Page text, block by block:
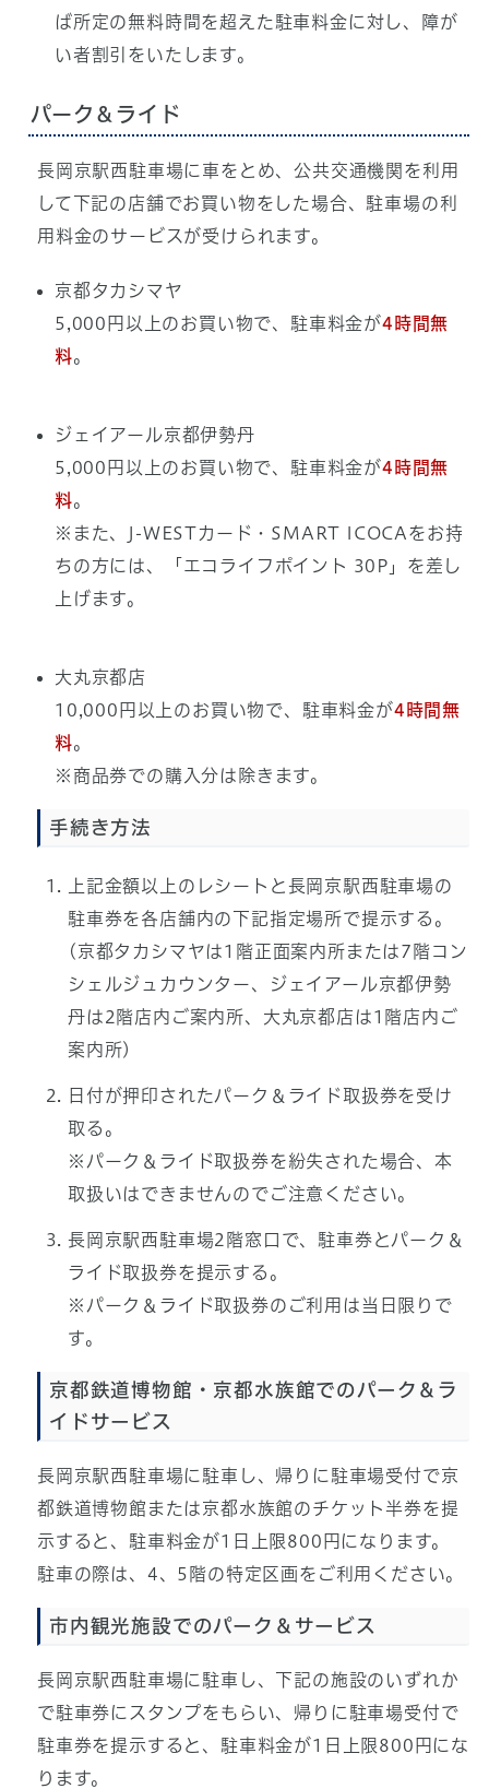
ば所定の無料時間を超えた駐車料金に対し、障が
い者割引をいたします。
パーク＆ライド
長岡京駅西駐車場に車をとめ、公共交通機関を利用
して下記の店舗でお買い物をした場合、駐車場の利
用料金のサービスが受けられます。
京都タカシマヤ
5,000円以上のお買い物で、駐車料金が4時間無
料。
ジェイアール京都伊勢丹
5,000円以上のお買い物で、駐車料金が4時間無
料。
※また、J-WESTカード・SMART ICOCAをお持
ちの方には、「エコライフポイント 30P」を差し
上げます。
大丸京都店
10,000円以上のお買い物で、駐車料金が4時間無
料。
※商品券での購入分は除きます。
手続き方法
上記金額以上のレシートと長岡京駅西駐車場の
駐車券を各店舗内の下記指定場所で提示する。
(京都タカシマヤは1階正面案内所または7階コン
シェルジュカウンター、ジェイアール京都伊勢
丹は2階店内ご案内所、大丸京都店は1階店内ご
案内所)
日付が押印されたパーク＆ライド取扱券を受け
取る。
※パーク＆ライド取扱券を紛失された場合、本
取扱いはできませんのでご注意ください。
長岡京駅西駐車場2階窓口で、駐車券とパーク＆
ライド取扱券を提示する。
※パーク＆ライド取扱券のご利用は当日限りで
す。
京都鉄道博物館・京都水族館でのパーク＆ラ
イドサービス
長岡京駅西駐車場に駐車し、帰りに駐車場受付で京
都鉄道博物館または京都水族館のチケット半券を提
示すると、駐車料金が1日上限800円になります。
駐車の際は、4、5階の特定区画をご利用ください。
市内観光施設でのパーク＆サービス
長岡京駅西駐車場に駐車し、下記の施設のいずれか
で駐車券にスタンプをもらい、帰りに駐車場受付で
駐車券を提示すると、駐車料金が1日上限800円にな
ります。